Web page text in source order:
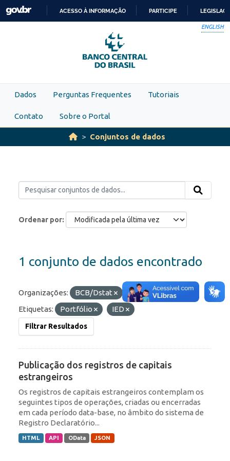
Skip to main content
PARA
O
CONTEÚDO
ACESSO À INFORMAÇÃO PARTICIPE
ENGLISH
Dados Perguntas Frequentes Tutoriais
Contato Sobre o Portal
Conjuntos de dados
Ordenar por
1 conjunto de dados encontrado
Organizações: BCB/Dstat Formatos:
API
Etiquetas:
Portfólio IED
Filtrar Resultados
Publicação dos registros de capitais
estrangeiros
Os registros de capitais estrangeiros contemplam os
seguintes tipos de operações, criadas ou encerradas
em cada período data-base, no âmbito do sistema de
Registro Declaratório...
HTML API OData JSON